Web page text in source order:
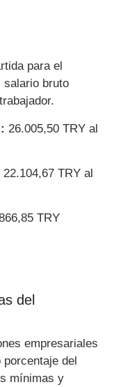
para el
salario bruto
26.005,50 TRY al
22.104,67 TRY al
TRY
del
empresariales
del
mínimas y